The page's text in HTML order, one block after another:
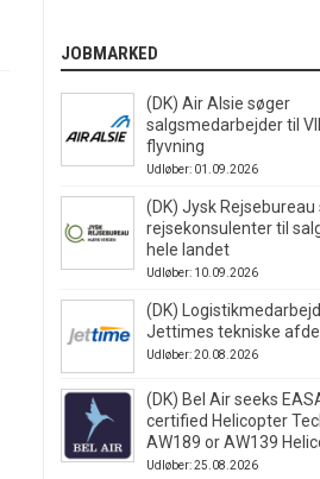
JOBMARKED
(DK) Air Alsie søger
salgsmedarbejder til
flyvning
Udløber: 01.09.2026
(DK) Jysk Rejsebureau
rejsekonsulenter til
hele landet
Udløber: 10.09.2026
(DK)
Jettimes tekniske
Udløber: 20.08.2026
(DK) Bel Air seeks
certified Helicopter
AW189 or AW139
Udløber: 25.08.2026